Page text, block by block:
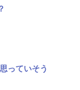
っていそう